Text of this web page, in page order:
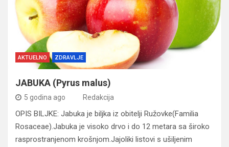
AKTUELNO ZDRAVLJE
JABUKA (Pyrus malus)
5 godina ago Redakcija
OPIS BILJKE: Jabuka je biljka iz obitelji Ružovke(Familia
Rosaceae).Jabuka je visoko drvo i do 12 metara sa široko
rasprostranjenom krošnjom.Jajoliki listovi s ušiljenim